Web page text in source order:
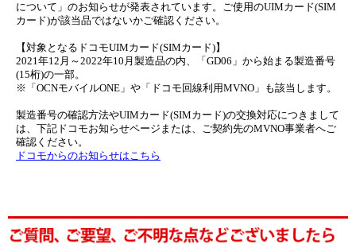
について」のお知らせが発表されています。ご使用のUIMカード(SIM
カード)が該当品ではないかご確認ください。
【対象となるドコモUIMカード(SIMカード)】
2021年12月～2022年10月製造品の内、「GD06」から始まる製造番号
(15桁)の一部。
※「OCNモバイルONE」や「ドコモ回線利用MVNO」も該当します。
製造番号の確認方法やUIMカード(SIMカード)の交換対応につきまして
は、下記ドコモお知らせページまたは、ご契約先のMVNO事業者へご
確認ください。
ドコモからのお知らせはこちら